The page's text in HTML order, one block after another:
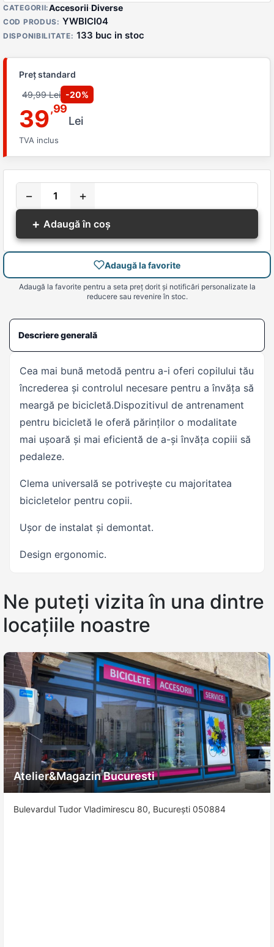
Detalii produs
CATEGORII:Accesorii·Diverse
COD PRODUS: YWBICI04
DISPONIBILITATE: 133 buc in stoc
Preț standard
49,99 Lei -20%
39,99
Lei
TVA inclus
−
+
+ Adaugă în coș
Adaugă la favorite
Adaugă la favorite pentru a seta preț dorit și notificări personalizate la
reducere sau revenire în stoc.
Descriere generală
Cea mai bună metodă pentru a-i oferi copilului tău
încrederea și controlul necesare pentru a învăța să
meargă pe bicicletă.Dispozitivul de antrenament
pentru bicicletă le oferă părinților o modalitate
mai ușoară și mai eficientă de a-și învăța copiii să
pedaleze.
Clema universală se potrivește cu majoritatea
bicicletelor pentru copii.
Ușor de instalat și demontat.
Design ergonomic.
Ne puteți vizita în una dintre
locațiile noastre
Atelier&Magazin Bucuresti
Bulevardul Tudor Vladimirescu 80, București 050884